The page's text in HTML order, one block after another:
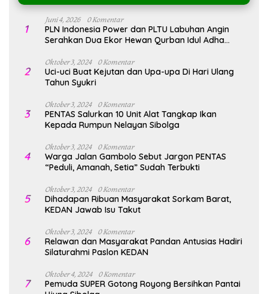
1
Juni 4, 2026 0 Komentar
PLN Indonesia Power dan PLTU Labuhan Angin
Serahkan Dua Ekor Hewan Qurban Idul Adha
2
Oktober 3, 2024 0 Komentar
Uci-uci Buat Kejutan dan Upa-upa Di Hari Ulang
Tahun Syukri
3
Oktober 3, 2024 0 Komentar
PENTAS Salurkan 10 Unit Alat Tangkap Ikan
Kepada Rumpun Nelayan Sibolga
4
Oktober 3, 2024 0 Komentar
Warga Jalan Gambolo Sebut Jargon PENTAS
“Peduli, Amanah, Setia” Sudah Terbukti
5
Oktober 3, 2024 0 Komentar
Dihadapan Ribuan Masyarakat Sorkam Barat,
KEDAN Jawab Isu Takut
6
Oktober 3, 2024 0 Komentar
Relawan dan Masyarakat Pandan Antusias Hadiri
Silaturahmi Paslon KEDAN
7
Oktober 4, 2024 0 Komentar
Pemuda SUPER Gotong Royong Bersihkan Pantai